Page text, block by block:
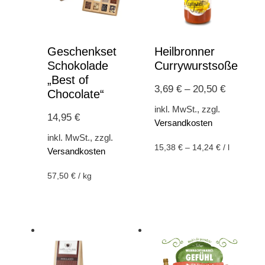
Geschenkset
Schokolade
„Best of
Chocolate“
14,95 €
inkl. MwSt., zzgl.
Versandkosten
57,50 € / kg
Heilbronner
Currywurstsoße
3,69 €– 20,50 €
inkl. MwSt., zzgl.
Versandkosten
15,38 €– 14,24 €/